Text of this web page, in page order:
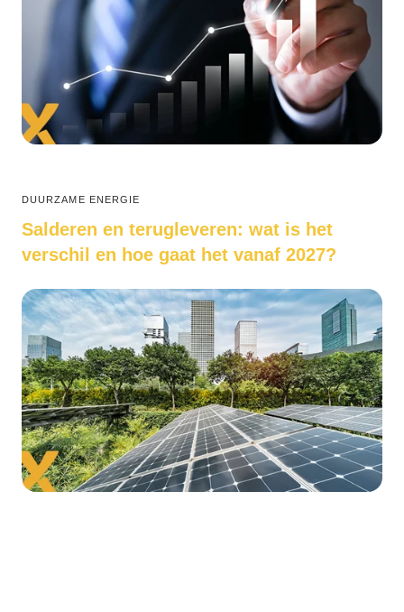
DUURZAME ENERGIE
Salderen en terugleveren: wat is het
verschil en hoe gaat het vanaf 2027?